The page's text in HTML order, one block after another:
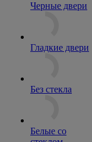
Черные двери
Гладкие двери
Без стекла
Белые со